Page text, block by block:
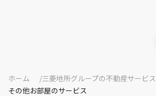
ホーム
三菱地所グループの不動産サービス
その他お部屋のサービス